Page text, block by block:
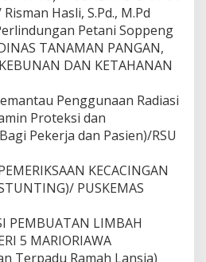
Hasli, S.Pd., M.Pd
Petani Soppeng
TANAMAN PANGAN,
DAN KETAHANAN
Penggunaan Radiasi
Proteksi dan
Pekerja dan Pasien)/RSU
KECACINGAN
PUSKEMAS
PEMBUATAN LIMBAH
5 MARIORIAWA
Terpadu Ramah Lansia)